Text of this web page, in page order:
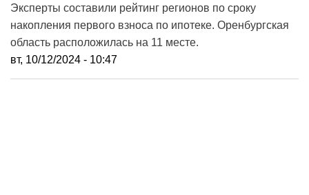
Эксперты составили рейтинг регионов по сроку
накопления первого взноса по ипотеке. Оренбургская
область расположилась на 11 месте.
вт, 10/12/2024 - 10:47